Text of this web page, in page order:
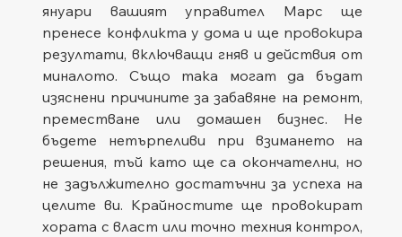
януари вашият управител Марс ще
пренесе конфликта у дома и ще провокира
резултати, включващи гняв и действия от
миналото. Също така могат да бъдат
изяснени причините за забавяне на ремонт,
преместване или домашен бизнес. Не
бъдете нетърпеливи при взимането на
решения, тъй като ще са окончателни, но
не задължително достатъчни за успеха на
целите ви. Крайностите ще провокират
хората с власт или точно техния контрол,